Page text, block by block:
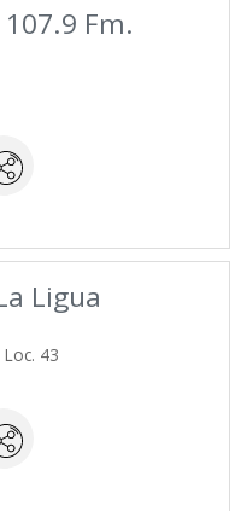
Fm.
Ligua
43